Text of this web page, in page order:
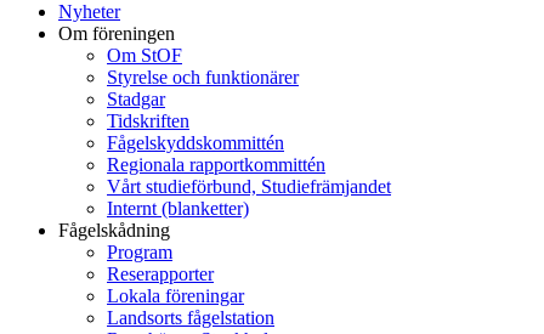
Nyheter
Om föreningen
Om StOF
Styrelse och funktionärer
Stadgar
Tidskriften
Fågelskyddskommittén
Regionala rapportkommittén
Vårt studieförbund, Studiefrämjandet
Internt (blanketter)
Fågelskådning
Program
Reserapporter
Lokala föreningar
Landsorts fågelstation